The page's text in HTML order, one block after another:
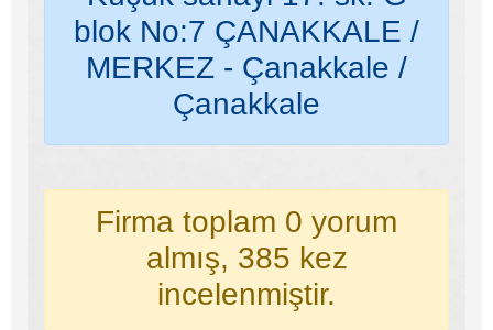
blok No:7 ÇANAKKALE /
MERKEZ - Çanakkale /
Çanakkale
Firma toplam 0 yorum
almış, 385 kez
incelenmiştir.